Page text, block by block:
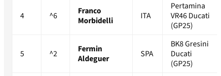
4 ^6
Franco
Morbidelli
ITA
Pertamina
VR46 Ducati
(GP25)
5 ^2
Fermin
Aldeguer
SPA
BK8 Gresini
Ducati
(GP25)